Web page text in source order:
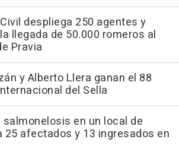
despliega 250 agentes y
llegada de 50.000 romeros al
Pravia
y Alberto Llera ganan el 88
del Sella
salmonelosis en un local de
25 afectados y 13 ingresados en